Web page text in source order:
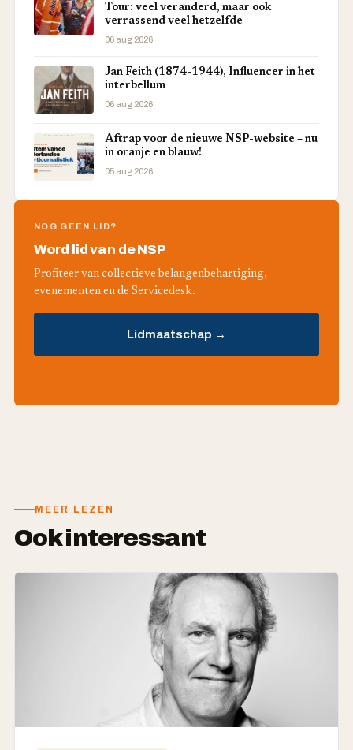
Tour: veel veranderd, maar ook
verrassend veel hetzelfde
06 aug 2026
Jan Feith (1874-1944), Influencer in het
interbellum
06 aug 2026
Aftrap voor de nieuwe NSP-website – nu
in oranje en blauw!
05 aug 2026
NOG GEEN LID?
Word lid van de NSP
Profiteer van collectieve belangenbehartiging,
evenementen en de Servicedesk.
Lidmaatschap →
MEER LEZEN
Ook interessant